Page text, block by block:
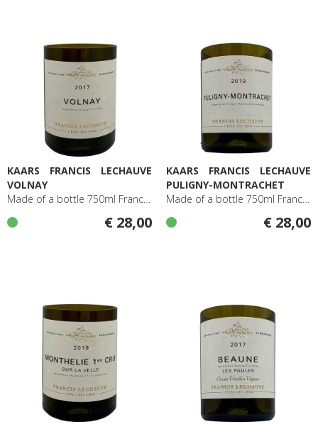
KAARS FRANCIS LECHAUVE
VOLNAY
Made of a bottle 750ml Francis Lechauve Volnay
€ 28,00
KAARS FRANCIS LECHAUVE
PULIGNY-MONTRACHET
Made of a bottle 750ml Francis Lechauve Puligny-Montrachet
€ 28,00